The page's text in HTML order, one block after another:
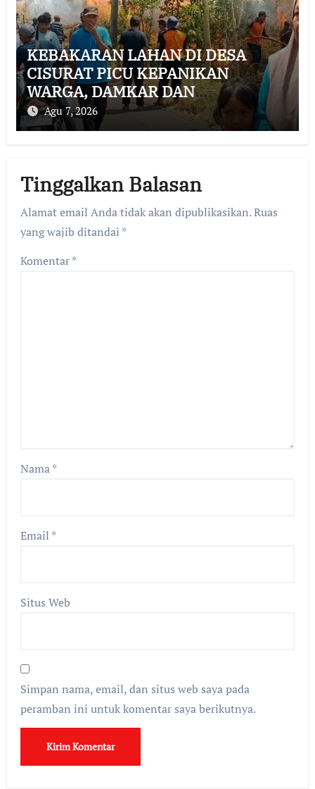
KEBAKARAN LAHAN DI DESA
CISURAT PICU KEPANIKAN
WARGA, DAMKAR DAN
MASYARAKAT BERHASIL CEGAH
API MEREMBET KE PERMUKIMAN
Agu 7, 2026
Tinggalkan Balasan
Alamat email Anda tidak akan dipublikasikan.Ruas
yang wajib ditandai *
Komentar*
Nama*
Email *
Situs Web
Simpan nama, email, dan situs web saya pada
peramban ini untuk komentar saya berikutnya.